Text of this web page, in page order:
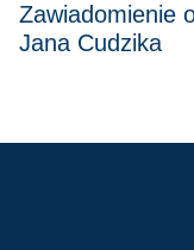
Zawiadomienie
Jana Cudzika